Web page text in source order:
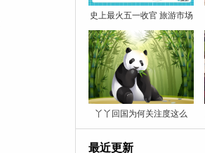
史上最火五一收官 旅游市场
丫丫回国为何关注度这么
高？
最近更新